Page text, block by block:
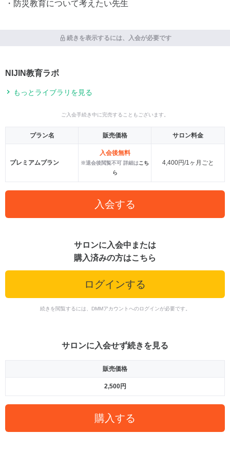
・防災教育について考えたい先生
続きを表示するには、入会が必要です
NIJIN教育ラボ
もっとライブラリを見る
ご入会手続き中に完売することもございます。
プラン名 販売価格 サロン料金
プレミアムプラン
入会後無料
※退会後閲覧不可 詳細はこち
ら
4,400円/1ヶ月ごと
入会する
サロンに入会中または
購入済みの方はこちら
ログインする
続きを閲覧するには、DMMアカウントへのログインが必要です。
サロンに入会せず続きを見る
販売価格
2,500円
購入する